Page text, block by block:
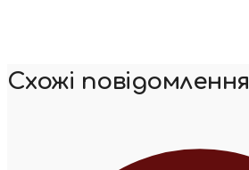
Схожі повідомлення